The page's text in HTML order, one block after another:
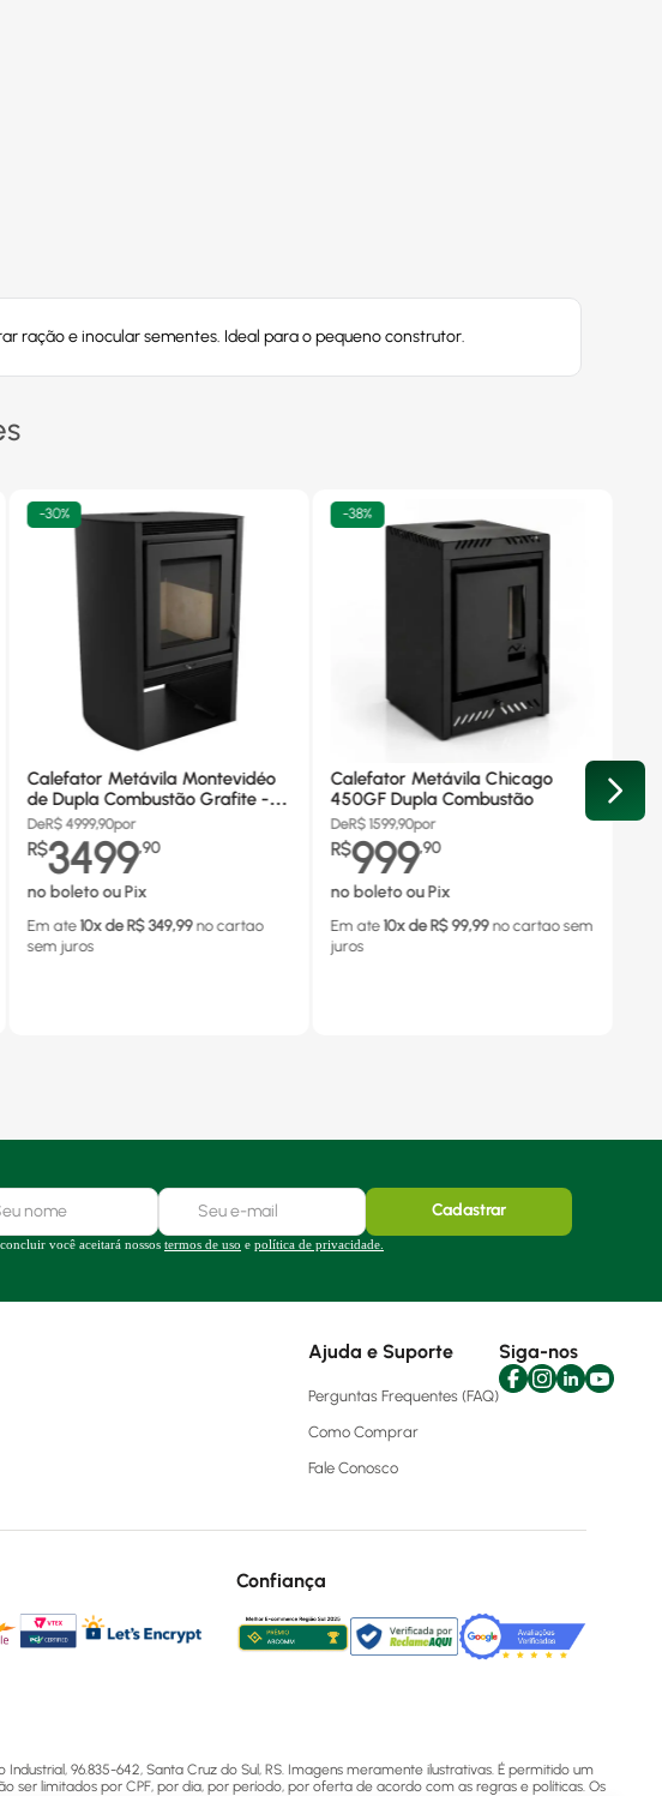
ração e inocular sementes. Ideal para o pequeno construtor.
-30%
Calefator Metávila Montevidéo
de Dupla Combustão Grafite -
880GF
DeR$ 4999,90por
R$3499,90
no boleto ou Pix
Em ate 10x de R$ 349,99 no cartao
sem juros
-38%
Calefator Metávila Chicago
450GF Dupla Combustão
DeR$ 1599,90por
R$999,90
no boleto ou Pix
Em ate 10x de R$ 99,99 no cartaosem
juros
Cadastrar
você aceitará nossos termos de uso e política de privacidade.
Ajuda e Suporte
Perguntas Frequentes (FAQ)
Como Comprar
Fale Conosco
Siga-nos
Confiança
Industrial, 96.835-642, Santa Cruz do Sul, RS. Imagens meramente ilustrativas. É permitido um
ser limitados por CPF, por dia, por período, por oferta de acordo com as regras e políticas. Os